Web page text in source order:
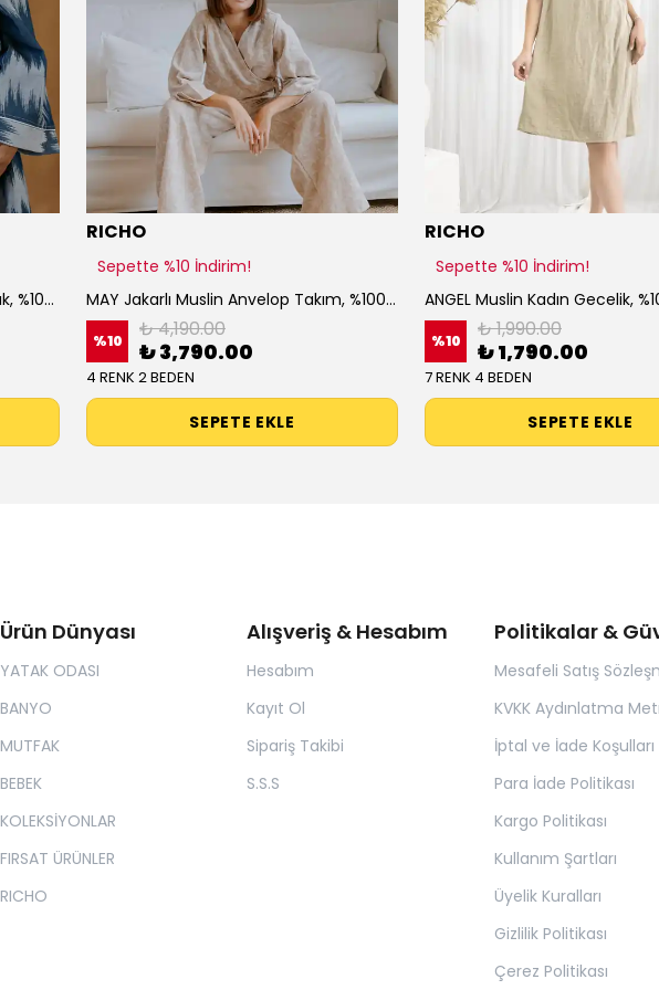
ZOE Jakarlı Saten Kimono Sabahlık, %100 Pamuk Saten, Şık Kadın Sabahlık, Kimono Elbise
RICHO
Sepette %10 İndirim!
MAY Jakarlı Muslin Anvelop Takım, %100 Pamuk Kadın Ev Giyimi, Rahat ve Şık Müslin Günlük Takım
%10 ₺ 4,190.00
₺ 3,790.00
4 RENK 2 BEDEN
SEPETE EKLE
RICHO
Sepette %10 İndirim!
%10 ₺ 1,990.00
₺ 1,790.00
7 RENK 4 BEDEN
SEPETE EKLE
Ürün Dünyası
YATAK ODASI
BANYO
MUTFAK
BEBEK
KOLEKSİYONLAR
FIRSAT ÜRÜNLER
RICHO
Alışveriş & Hesabım
Hesabım
Kayıt Ol
Sipariş Takibi
S.S.S
Politikalar &
Mesafeli Satış
KVKK Aydınlatma
İptal ve İade Koşulları
Para İade Politikası
Kargo Politikası
Kullanım Şartları
Üyelik Kuralları
Gizlilik Politikası
Çerez Politikası